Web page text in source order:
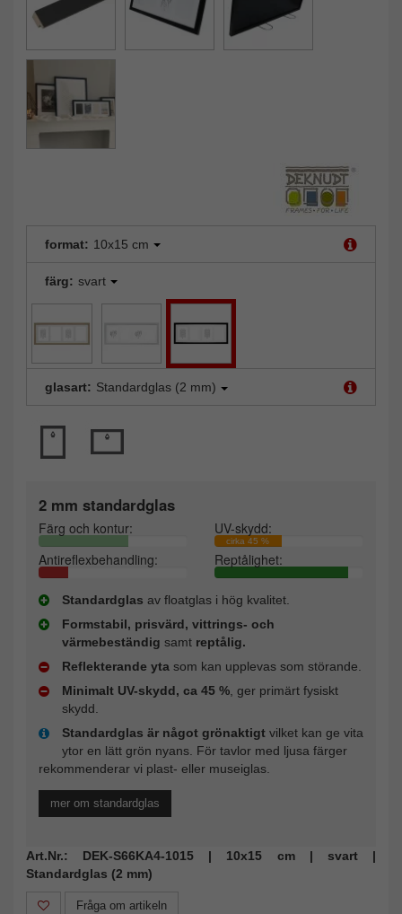
format: 10x15 cm
färg: svart
glasart: Standardglas (2 mm)
2 mm standardglas
Färg och kontur: UV-skydd:
cirka 45 %
Antireflexbehandling: Reptålighet:
Standardglas av floatglas i hög kvalitet.
Formstabil, prisvärd, vittrings- och
värmebeständig samt reptålig.
Reflekterande yta som kan upplevas som störande.
Minimalt UV-skydd, ca 45 %, ger primärt fysiskt
skydd.
Standardglas är något grönaktigt vilket kan ge vita
ytor en lätt grön nyans. För tavlor med ljusa färger
rekommenderar vi plast- eller museiglas.
mer om standardglas
Art.Nr.: DEK-S66KA4-1015 | 10x15 cm | svart |
Standardglas (2 mm)
Fråga om artikeln